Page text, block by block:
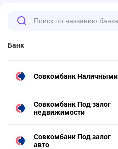
Банк
Совкомбанк Наличными
Совкомбанк Под залог
недвижимости
Совкомбанк Под залог
авто